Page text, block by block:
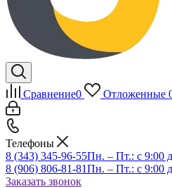
Сравнение0 Отложенные
Телефоны
8 (343) 345-96-55Пн. – Пт.: с 9:00
8 (906) 806-81-81Пн. – Пт.: с 9:00
Заказать звонок